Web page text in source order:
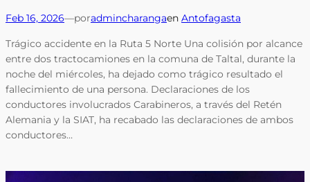
Feb 16, 2026—poradmincharangaen Antofagasta
Trágico accidente en la Ruta 5 Norte Una colisión por alcance
entre dos tractocamiones en la comuna de Taltal, durante la
noche del miércoles, ha dejado como trágico resultado el
fallecimiento de una persona. Declaraciones de los
conductores involucrados Carabineros, a través del Retén
Alemania y la SIAT, ha recabado las declaraciones de ambos
conductores…